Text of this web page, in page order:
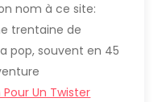
nom à ce site:
trentaine de
pop, souvent en 45
Un Twister